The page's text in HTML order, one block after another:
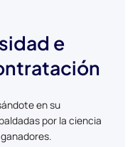
e
en su
por la ciencia